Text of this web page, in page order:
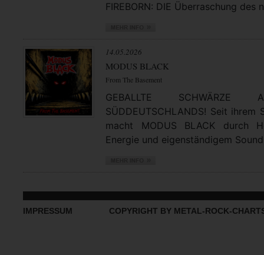
FIREBORN: DIE Überraschung des
14.05.2026
MODUS BLACK
From The Basement
GEBALLTE
SÜDDEUTSCHLANDS! Seit
macht MODUS BLACK durch
Energie und eigenständigem
IMPRESSUM COPYRIGHT BY METAL-ROCK-